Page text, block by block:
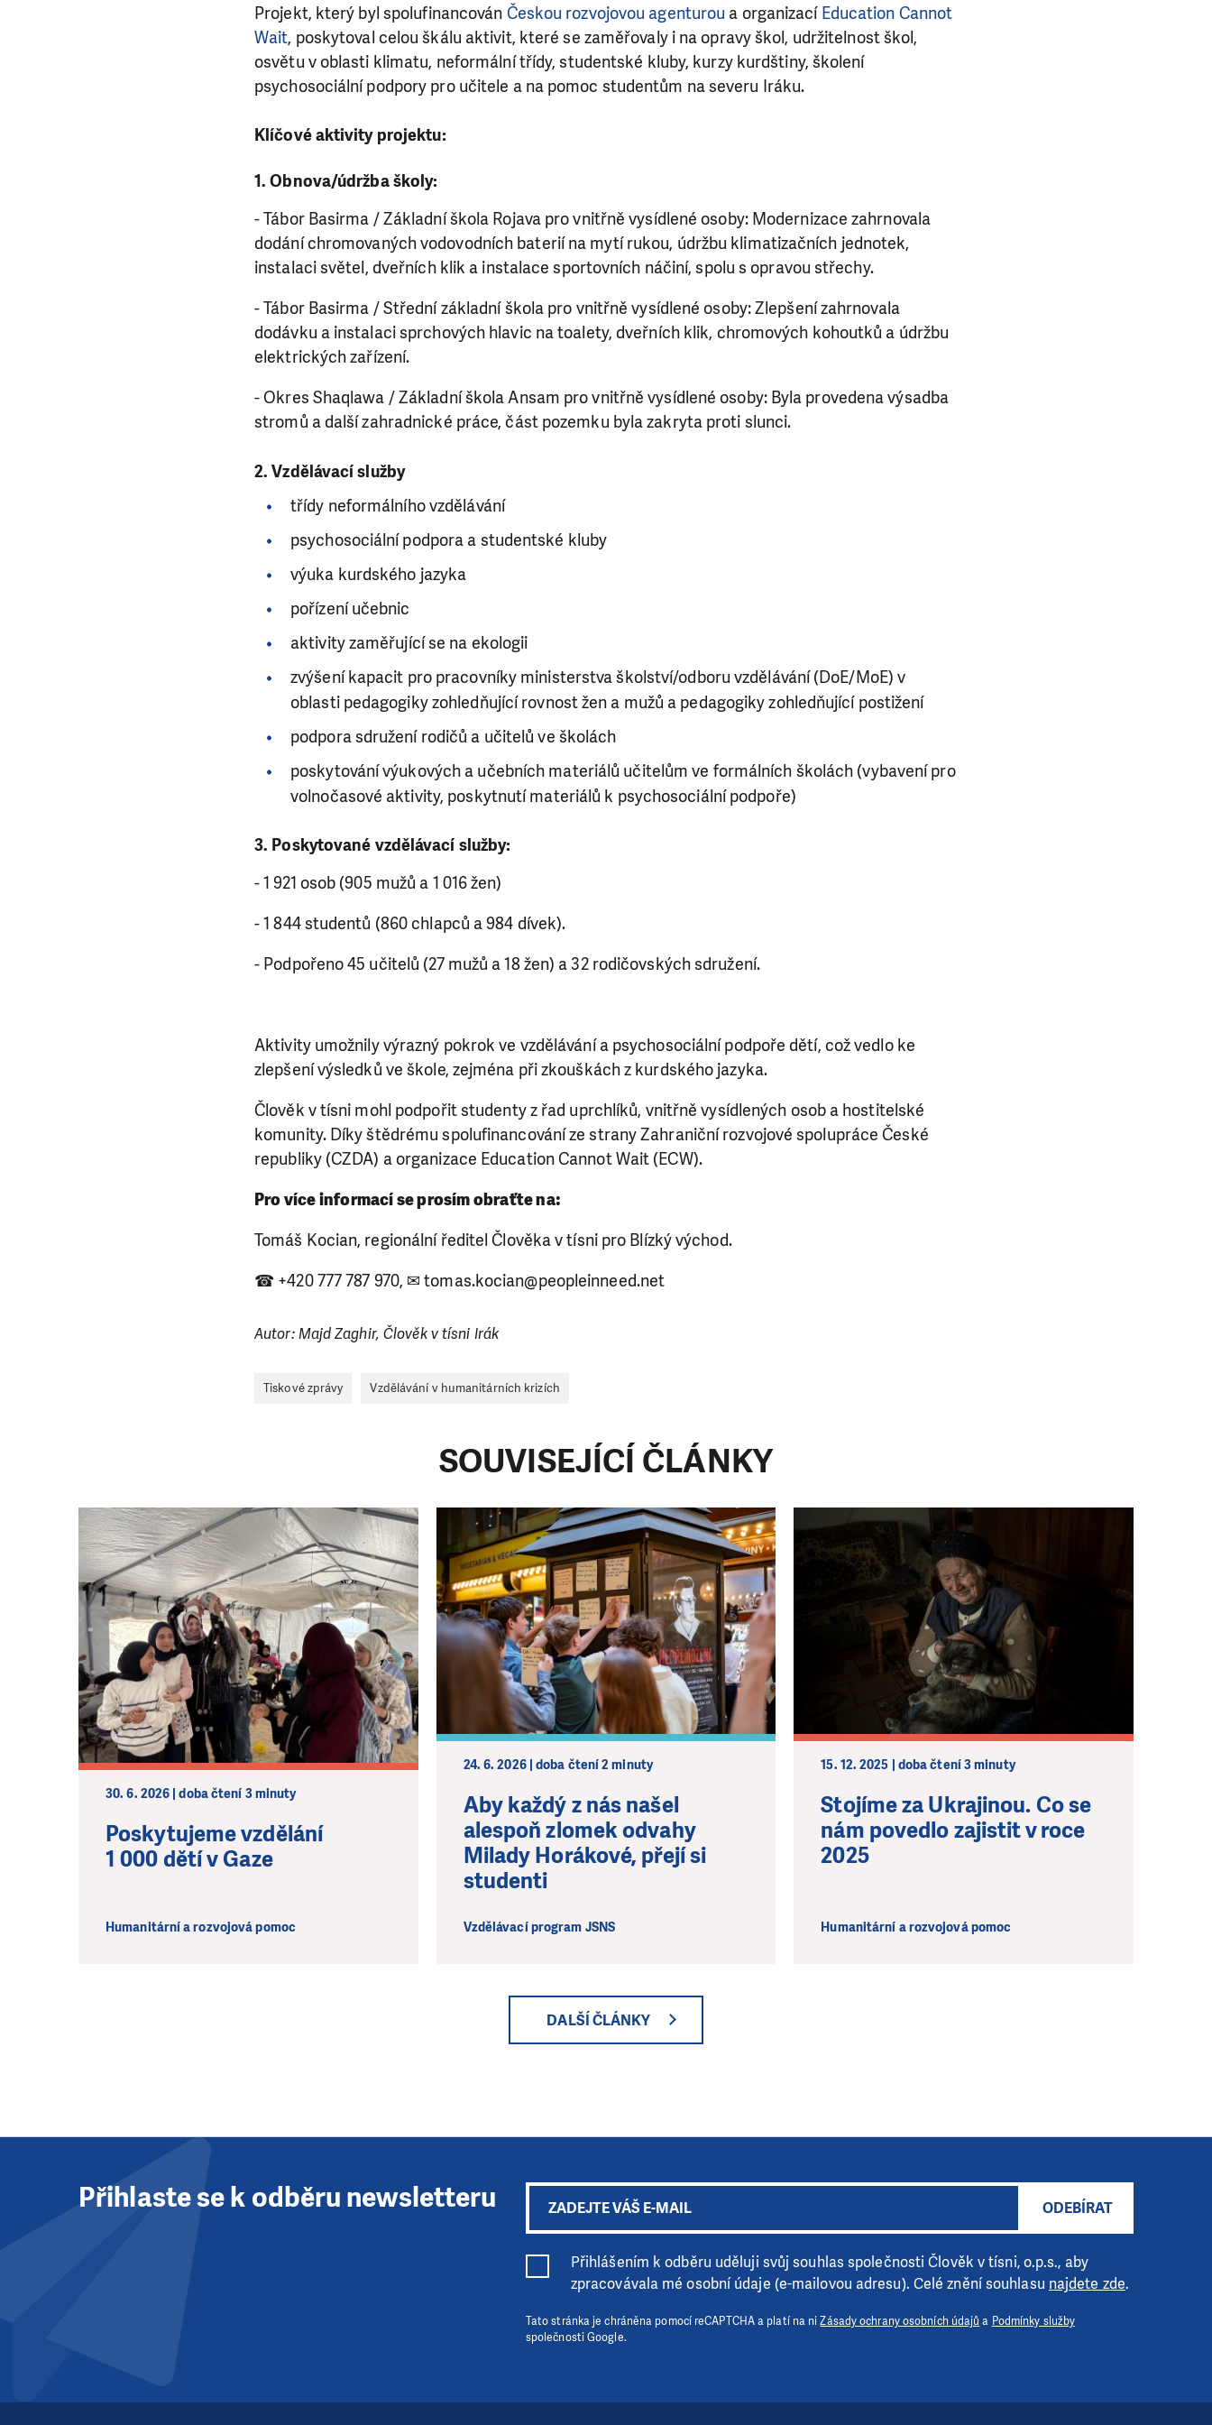
Projekt, který byl spolufinancován Českou rozvojovou agenturou a organizací Education Cannot
Wait, poskytoval celou škálu aktivit, které se zaměřovaly i na opravy škol, udržitelnost škol,
osvětu v oblasti klimatu, neformální třídy, studentské kluby, kurzy kurdštiny, školení
psychosociální podpory pro učitele a na pomoc studentům na severu Iráku.
Klíčové aktivity projektu:
1. Obnova/údržba školy:
- Tábor Basirma / Základní škola Rojava pro vnitřně vysídlené osoby: Modernizace zahrnovala
dodání chromovaných vodovodních baterií na mytí rukou, údržbu klimatizačních jednotek,
instalaci světel, dveřních klik a instalace sportovních náčiní, spolu s opravou střechy.
- Tábor Basirma / Střední základní škola pro vnitřně vysídlené osoby: Zlepšení zahrnovala
dodávku a instalaci sprchových hlavic na toalety, dveřních klik, chromových kohoutků a údržbu
elektrických zařízení.
- Okres Shaqlawa / Základní škola Ansam pro vnitřně vysídlené osoby: Byla provedena výsadba
stromů a další zahradnické práce, část pozemku byla zakryta proti slunci.
2. Vzdělávací služby
třídy neformálního vzdělávání
psychosociální podpora a studentské kluby
výuka kurdského jazyka
pořízení učebnic
aktivity zaměřující se na ekologii
zvýšení kapacit pro pracovníky ministerstva školství/odboru vzdělávání (DoE/MoE) v
oblasti pedagogiky zohledňující rovnost žen a mužů a pedagogiky zohledňující postižení
podpora sdružení rodičů a učitelů ve školách
poskytování výukových a učebních materiálů učitelům ve formálních školách (vybavení pro
volnočasové aktivity, poskytnutí materiálů k psychosociální podpoře)
3. Poskytované vzdělávací služby:
- 1 921 osob (905 mužů a 1 016 žen)
- 1 844 studentů (860 chlapců a 984 dívek).
- Podpořeno 45 učitelů (27 mužů a 18 žen) a 32 rodičovských sdružení.
Aktivity umožnily výrazný pokrok ve vzdělávání a psychosociální podpoře dětí, což vedlo ke
zlepšení výsledků ve škole, zejména při zkouškách z kurdského jazyka.
Člověk v tísni mohl podpořit studenty z řad uprchlíků, vnitřně vysídlených osob a hostitelské
komunity. Díky štědrému spolufinancování ze strany Zahraniční rozvojové spolupráce České
republiky (CZDA) a organizace Education Cannot Wait (ECW).
Pro více informací se prosím obraťte na:
Tomáš Kocian, regionální ředitel Člověka v tísni pro Blízký východ.
☎ +420 777 787 970, ✉ tomas.kocian@peopleinneed.net
Autor: Majd Zaghir, Člověk v tísni Irák
Tiskové zprávy Vzdělávání v humanitárních krizích
SOUVISEJÍCÍ ČLÁNKY
30. 6. 2026 | doba čtení 3 minuty
Poskytujeme vzdělání
1 000 dětí v Gaze
Humanitární a rozvojová pomoc
24. 6. 2026 | doba čtení 2 minuty
Aby každý z nás našel
alespoň zlomek odvahy
Milady Horákové, přejí si
studenti
Vzdělávací program JSNS
15. 12. 2025 | doba čtení 3 minuty
Stojíme za Ukrajinou. Co se
nám povedlo zajistit v roce
2025
Humanitární a rozvojová pomoc
DALŠÍ ČLÁNKY
Přihlaste se k odběru newsletteru ODEBÍRAT
Přihlášením k odběru uděluji svůj souhlas společnosti Člověk v tísni, o.p.s., aby
zpracovávala mé osobní údaje (e-mailovou adresu). Celé znění souhlasu najdete zde.
Tato stránka je chráněna pomocí reCAPTCHA a platí na niZásady ochrany osobních údajů a Podmínky služby
společnosti Google.